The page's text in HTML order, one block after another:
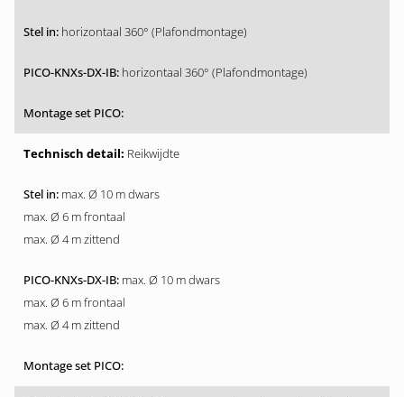
horizontaal 360° (Plafondmontage)
horizontaal 360° (Plafondmontage)
Reikwijdte
max. Ø 10 m dwars
max. Ø 6 m frontaal
max. Ø 4 m zittend
max. Ø 10 m dwars
max. Ø 6 m frontaal
max. Ø 4 m zittend